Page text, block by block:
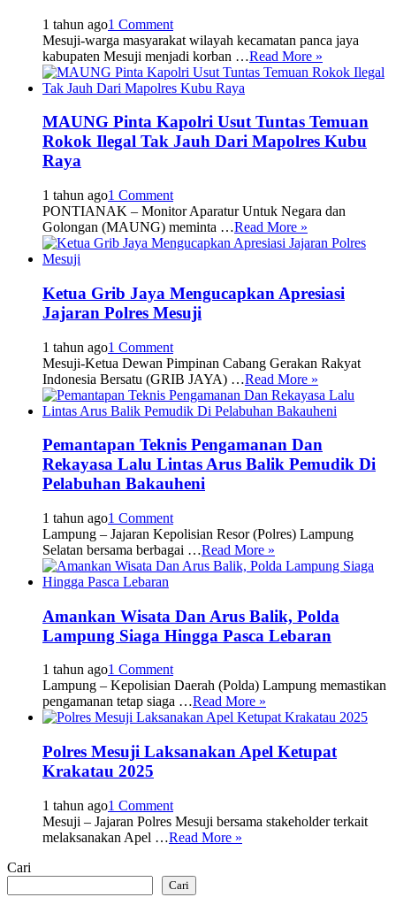
1 tahun ago1 Comment
Mesuji-warga masyarakat wilayah kecamatan panca jaya
kabupaten Mesuji menjadi korban …Read More »
MAUNG Pinta Kapolri Usut Tuntas Temuan
Rokok Ilegal Tak Jauh Dari Mapolres Kubu
Raya
1 tahun ago1 Comment
PONTIANAK – Monitor Aparatur Untuk Negara dan
Golongan (MAUNG) meminta …Read More »
Ketua Grib Jaya Mengucapkan Apresiasi
Jajaran Polres Mesuji
1 tahun ago1 Comment
Mesuji-Ketua Dewan Pimpinan Cabang Gerakan Rakyat
Indonesia Bersatu (GRIB JAYA) …Read More »
Pemantapan Teknis Pengamanan Dan
Rekayasa Lalu Lintas Arus Balik Pemudik Di
Pelabuhan Bakauheni
1 tahun ago1 Comment
Lampung – Jajaran Kepolisian Resor (Polres) Lampung
Selatan bersama berbagai …Read More »
Amankan Wisata Dan Arus Balik, Polda
Lampung Siaga Hingga Pasca Lebaran
1 tahun ago1 Comment
Lampung – Kepolisian Daerah (Polda) Lampung memastikan
pengamanan tetap siaga …Read More »
Polres Mesuji Laksanakan Apel Ketupat
Krakatau 2025
1 tahun ago1 Comment
Mesuji – Jajaran Polres Mesuji bersama stakeholder terkait
melaksanakan Apel …Read More »
Cari
Cari